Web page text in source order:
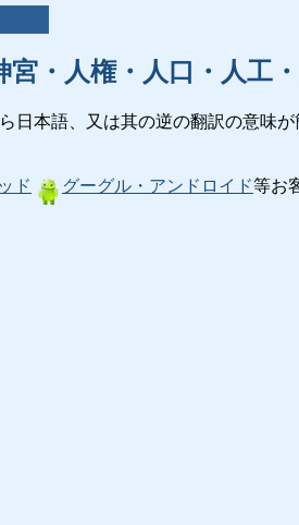
宮・人権・人口・人工
日本語、又は其の逆の翻訳の意味
ド グーグル・アンドロイド等お